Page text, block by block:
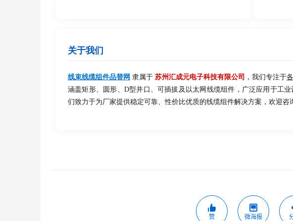
关于我们
线束线缆组件品替网 隶属于 苏州汇成元电子科技有限公司 ，我们专注于
涵盖矩形、圆形、D型并口、可插拔及以太网线缆组件，广泛应用于工
们致力于为厂家提供稳定可靠、性价比优质的线缆组件解决方案，欢迎咨
赞 微海报